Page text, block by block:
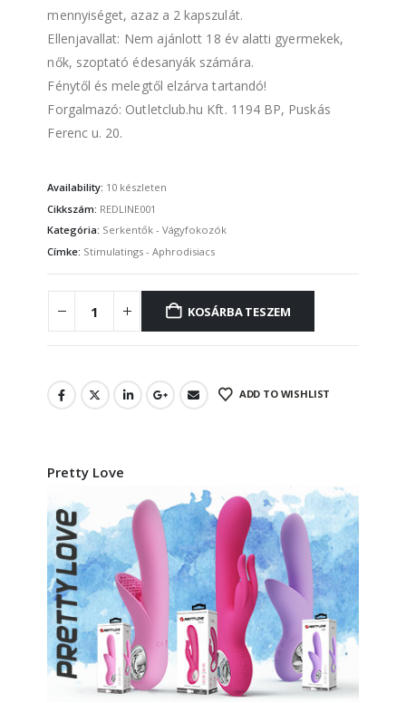
mennyiséget, azaz a 2 kapszulát.
Ellenjavallat: Nem ajánlott 18 év alatti gyermekek,
nők, szoptató édesanyák számára.
Fénytől és melegtől elzárva tartandó!
Forgalmazó: Outletclub.hu Kft. 1194 BP, Puskás
Ferenc u. 20.
Availability: 10 készleten
Cikkszám: REDLINE001
Kategória: Serkentők - Vágyfokozók
Címke: Stimulatings - Aphrodisiacs
KOSÁRBA TESZEM
ADD TO WISHLIST
Pretty Love